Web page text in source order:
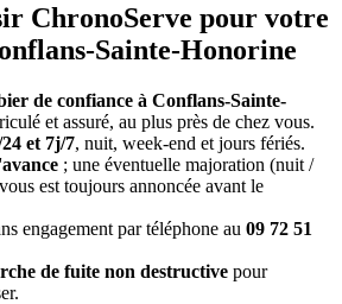
ChronoServe pour votre
Sainte-Honorine
de confiance à Conflans-Sainte-
et assuré, au plus près de chez vous.
et 7j/7, nuit, week-end et jours fériés.
; une éventuelle majoration (nuit /
est toujours annoncée avant le
engagement par téléphone au 09 72 51
de fuite non destructive pour